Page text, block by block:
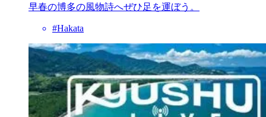
早春の博多の風物詩へぜひ足を運ぼう。
#Hakata